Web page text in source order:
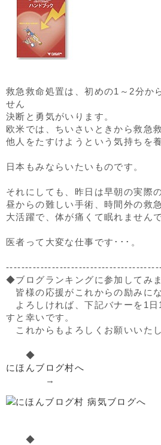
救急救命処置は、初めの1～2分か
せん
決断と勇気がいります。
欧米では、ちいさいときから救急
他人をたすけようという気持ちを
日本もみならいたいものです。
それにしても、昨日は早朝の実際
昼からの難しい手術、時間外の救
大活躍で、体が痛くて眠れません
医者って大変な仕事です･･･。
◆ブログランキングに参加してみま
皆様の応援がこれからの励みに
よろしければ、下記バナーを1日
すと幸いです。
これからもよろしくお願いいたし
◆
にほんブログ村へ
→
◆